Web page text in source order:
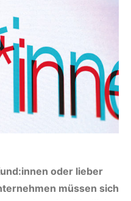
oder lieber
müssen sich